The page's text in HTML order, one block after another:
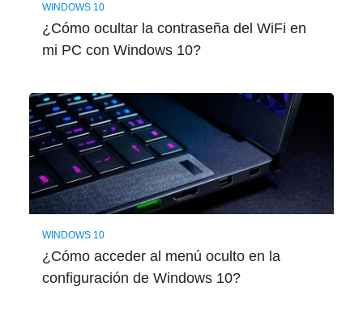
WINDOWS 10
¿Cómo ocultar la contraseña del WiFi en
mi PC con Windows 10?
WINDOWS 10
¿Cómo acceder al menú oculto en la
configuración de Windows 10?